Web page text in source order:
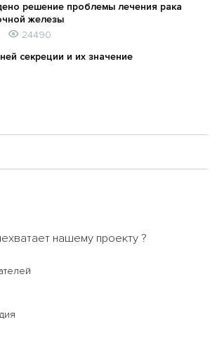
решение проблемы лечения рака
железы
24490
секреции и их значение
нашему проекту ?